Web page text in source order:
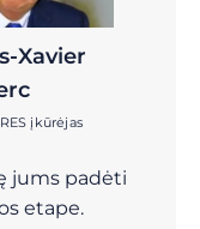
Xavier
įkūrėjas
jums padėti
etape.